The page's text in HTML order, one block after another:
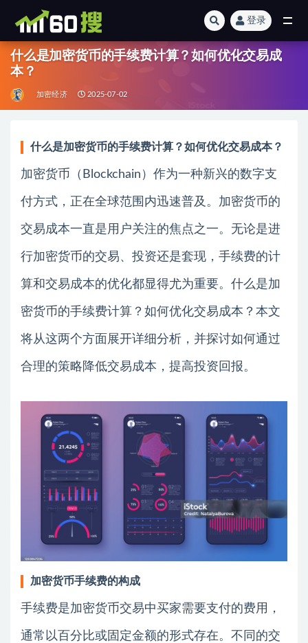
登录
什么是加密货币的手续费计算？如何优化交易成
本？
加密经济 2025-07-02
什么是加密货币的手续费计算？如何优化交易成本？
加密货币（Blockchain）作为一种新兴的数字支
付方式，正在全球范围内迅速普及。加密货币的
交易成本一直是用户关注的焦点之一。无论是进
行加密货币的交易、投资还是套现，手续费的计
算和交易成本的优化都显得尤为重要。什么是加
密货币的手续费计算？如何优化交易成本？本文
将从这两个方面展开详细分析，并探讨如何通过
合理的策略降低交易成本，提高投资回报。
加密货币手续费的构成
手续费是加密货币交易中买家需要支付的费用，
通常以百分比或固定金额的形式存在。不同的交